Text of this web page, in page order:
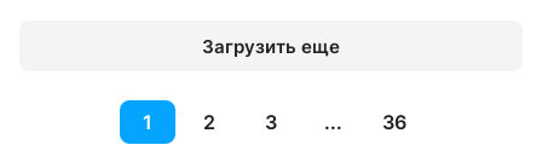
Загрузить еще
1 2 3 ... 36